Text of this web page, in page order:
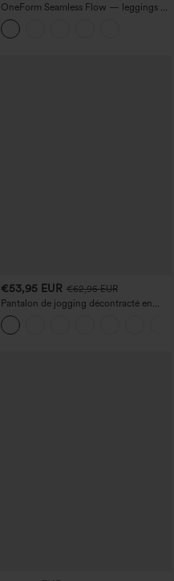
OneForm Seamless Flow — leggings de
yoga sans coutures, taille mi-haute, effet
gainant pour le ventre et liftant pour les
fesses
€53,95 EUR €62,95 EUR
Pantalon de jogging décontracté en
French terry à imprimé denim, taille mi-
haute, style jean, avec poches